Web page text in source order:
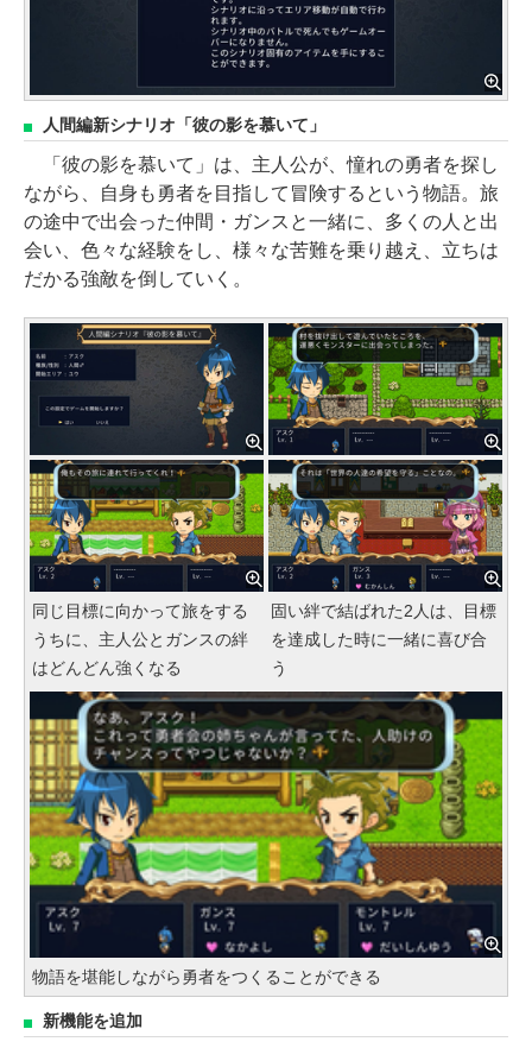
人間編新シナリオ「彼の影を慕いて」
「彼の影を慕いて」は、主人公が、憧れの勇者を探し
ながら、自身も勇者を目指して冒険するという物語。旅
の途中で出会った仲間・ガンスと一緒に、多くの人と出
会い、色々な経験をし、様々な苦難を乗り越え、立ちは
だかる強敵を倒していく。
同じ目標に向かって旅をする
うちに、主人公とガンスの絆
はどんどん強くなる
固い絆で結ばれた2人は、目標
を達成した時に一緒に喜び合
う
物語を堪能しながら勇者をつくることができる
新機能を追加